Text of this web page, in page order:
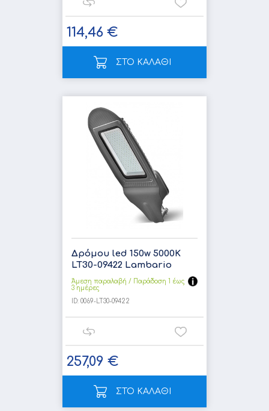
114,46 €
ΣΤΟ ΚΑΛΑΘΙ
Δρόμου led 150w 5000K
LT30-09422 Lambario
Άμεση παραλαβή / Παράδoση 1 έως
3 ημέρες
ID: 0069-LT30-09422
257,09 €
ΣΤΟ ΚΑΛΑΘΙ